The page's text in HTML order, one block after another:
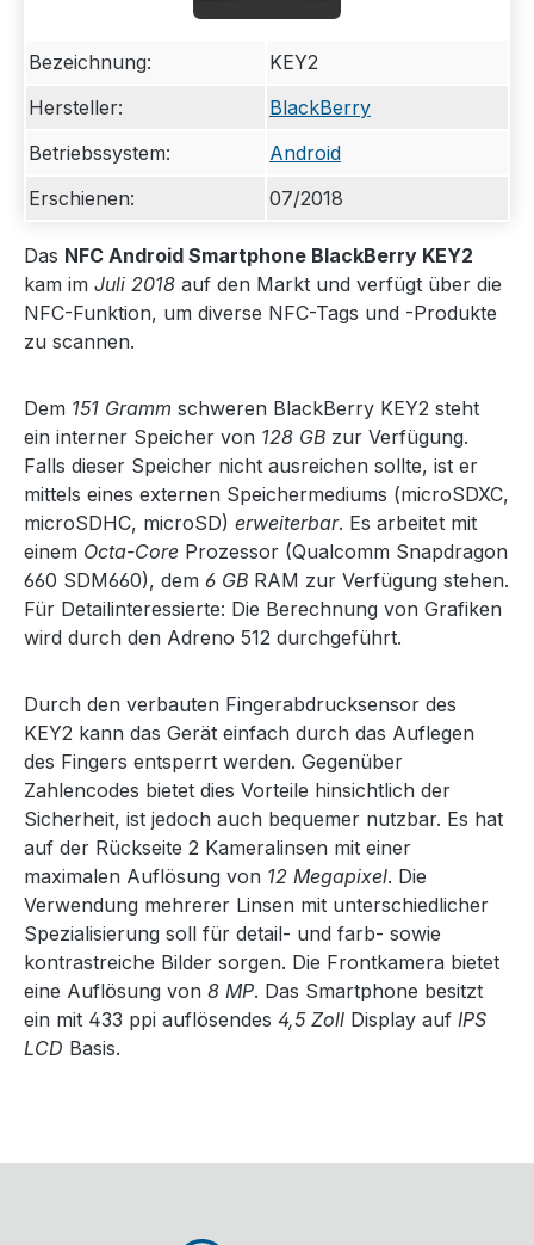
Bezeichnung:
KEY2
Hersteller:
BlackBerry
Betriebssystem:
Android
Erschienen:
07/2018
Das NFC Android Smartphone BlackBerry KEY2
kam im Juli 2018 auf den Markt und verfügt über die
NFC-Funktion, um diverse NFC-Tags und -Produkte
zu scannen.
Dem 151 Gramm schweren BlackBerry KEY2 steht
ein interner Speicher von 128 GB zur Verfügung.
Falls dieser Speicher nicht ausreichen sollte, ist er
mittels eines externen Speichermediums (microSDXC,
microSDHC, microSD) erweiterbar. Es arbeitet mit
einem Octa-Core Prozessor (Qualcomm Snapdragon
660 SDM660), dem 6 GB RAM zur Verfügung stehen.
Für Detailinteressierte: Die Berechnung von Grafiken
wird durch den Adreno 512 durchgeführt.
Durch den verbauten Fingerabdrucksensor des
KEY2 kann das Gerät einfach durch das Auflegen
des Fingers entsperrt werden. Gegenüber
Zahlencodes bietet dies Vorteile hinsichtlich der
Sicherheit, ist jedoch auch bequemer nutzbar. Es hat
auf der Rückseite 2 Kameralinsen mit einer
maximalen Auflösung von 12 Megapixel. Die
Verwendung mehrerer Linsen mit unterschiedlicher
Spezialisierung soll für detail- und farb- sowie
kontrastreiche Bilder sorgen. Die Frontkamera bietet
eine Auflösung von 8 MP. Das Smartphone besitzt
ein mit 433 ppi auflösendes 4,5 Zoll Display auf IPS
LCD Basis.